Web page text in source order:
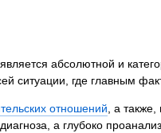
абсолютной и
ситуации, где главным
отношений , а
а глубоко